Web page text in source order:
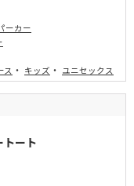
ーカー
ス ・ キッズ ・ ユニセックス
トート